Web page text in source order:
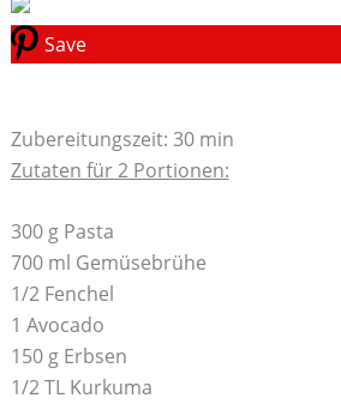
Save
Zubereitungszeit: 30 min
Zutaten für 2 Portionen:
300 g Pasta
700 ml Gemüsebrühe
1/2 Fenchel
1 Avocado
150 g Erbsen
1/2 TL Kurkuma